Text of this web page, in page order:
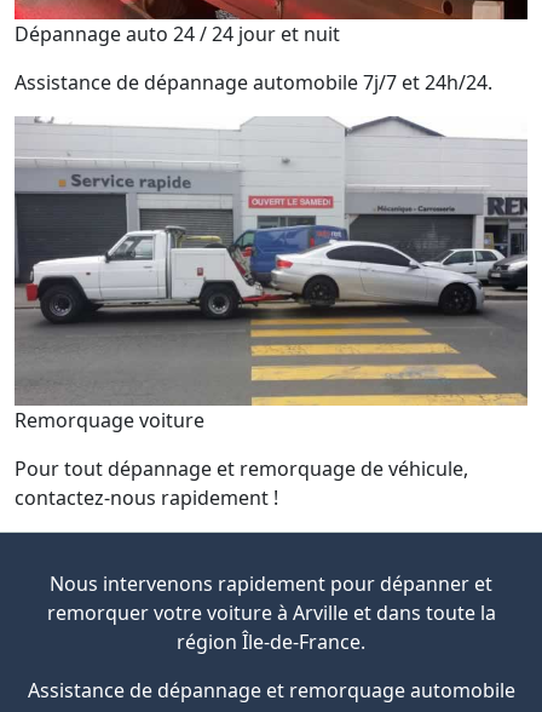
Dépannage auto 24 / 24 jour et nuit
Assistance de dépannage automobile 7j/7 et 24h/24.
Remorquage voiture
Pour tout dépannage et remorquage de véhicule,
contactez-nous rapidement !
Nous intervenons rapidement pour dépanner et
remorquer votre voiture à Arville et dans toute la
région Île-de-France.
Assistance de dépannage et remorquage automobile